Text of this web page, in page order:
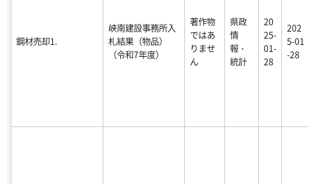
鋼材売却1.
峡南建設事務所入
札結果（物品）
（令和7年度）
著作物
ではあ
りませ
ん
県政
情
報・
統計
20
25-
01-
28
202
5-01
-28